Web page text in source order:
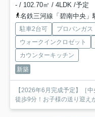
- / 102.70㎡ / 4LDK /予定
名鉄三河線「碧南中央」
駐車2台可 プロパンガス
ウォークインクロゼット
カウンターキッチン
新築
【2026年6月完成予定】［中央小学
徒歩9分！お子様の送り迎